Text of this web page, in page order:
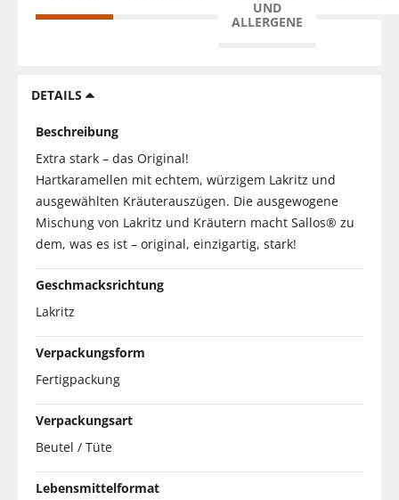
UND
ALLERGENE
DETAILS
Beschreibung
Extra stark – das Original!
Hartkaramellen mit echtem, würzigem Lakritz und
ausgewählten Kräuterauszügen. Die ausgewogene
Mischung von Lakritz und Kräutern macht Sallos® zu
dem, was es ist – original, einzigartig, stark!
Geschmacksrichtung
Lakritz
Verpackungsform
Fertigpackung
Verpackungsart
Beutel / Tüte
Lebensmittelformat